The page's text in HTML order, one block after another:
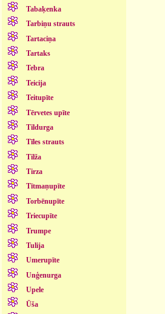
Tabaķenka
Tarbiņu strauts
Tartaciņa
Tartaks
Tebra
Teicija
Teitupīte
Tērvetes upīte
Tildurga
Tīles strauts
Tilža
Tirza
Tītmaņupīte
Torbēnupīte
Triecupīte
Trumpe
Tulija
Umerupīte
Unģenurga
Upele
Ūša